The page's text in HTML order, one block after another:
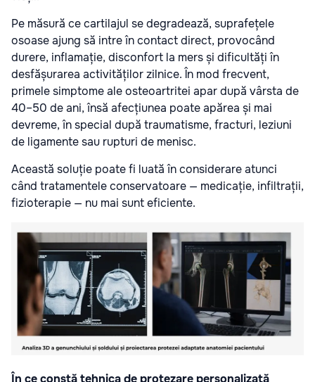
Pe măsură ce cartilajul se degradează, suprafețele
osoase ajung să intre în contact direct, provocând
durere, inflamație, disconfort la mers și dificultăți în
desfășurarea activităților zilnice. În mod frecvent,
primele simptome ale osteoartritei apar după vârsta de
40–50 de ani, însă afecțiunea poate apărea și mai
devreme, în special după traumatisme, fracturi, leziuni
de ligamente sau rupturi de menisc.
Această soluție poate fi luată în considerare atunci
când tratamentele conservatoare — medicație, infiltrații,
fizioterapie — nu mai sunt eficiente.
În ce constă tehnica de protezare personalizată